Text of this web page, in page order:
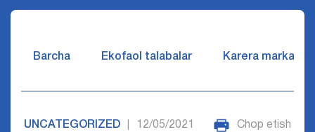
Barcha Ekofaol talabalar Karera markazi
UNCATEGORIZED 12/05/2021 Chop etish